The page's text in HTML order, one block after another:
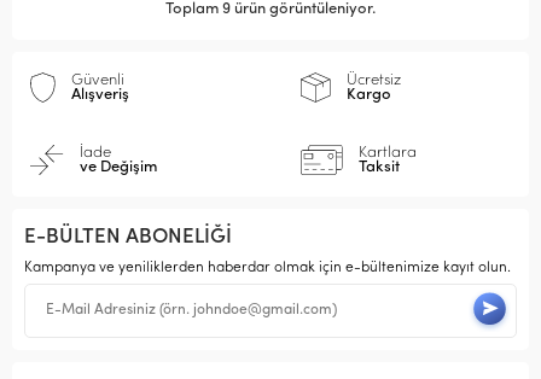
Toplam 9 ürün görüntüleniyor.
Güvenli
Alışveriş
Ücretsiz
Kargo
İade
ve Değişim
Kartlara
Taksit
E-BÜLTEN ABONELİĞİ
Kampanya ve yeniliklerden haberdar olmak için e-bültenimize kayıt olun.